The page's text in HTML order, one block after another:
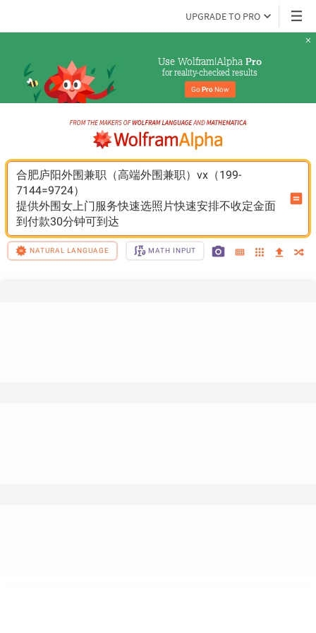
UPGRADE TO PRO
Use Wolfram|Alpha Pro
for reality-checked results
Go Pro Now
合肥庐阳外围兼职（高端外围兼职）vx（199-
7144=9724）
提供外围女上门服务快速选照片快速安排不收定金面
到付款30分钟可到达
NATURAL LANGUAGE MATH INPUT